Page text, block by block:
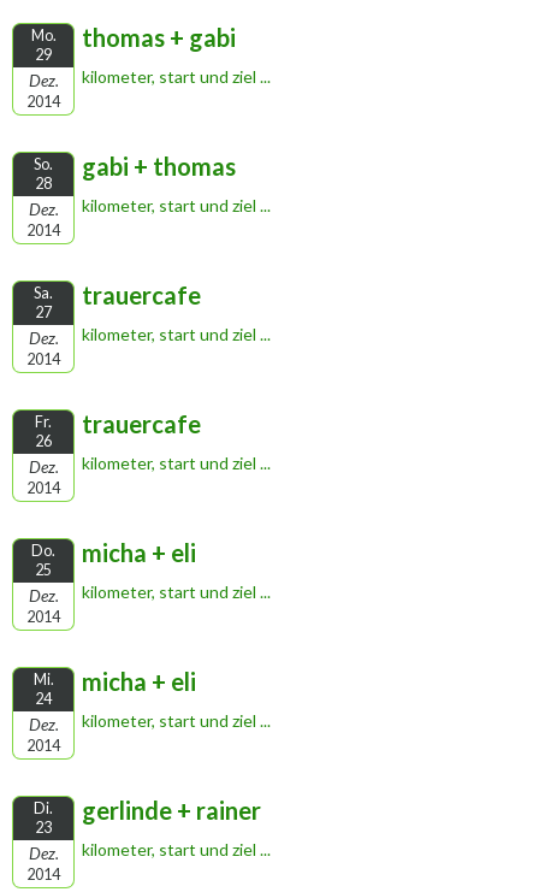
Mo.
29
Dez.
2014
thomas + gabi
kilometer, start und ziel ...
So.
28
Dez.
2014
gabi + thomas
kilometer, start und ziel ...
Sa.
27
Dez.
2014
trauercafe
kilometer, start und ziel ...
Fr.
26
Dez.
2014
trauercafe
kilometer, start und ziel ...
Do.
25
Dez.
2014
micha + eli
kilometer, start und ziel ...
Mi.
24
Dez.
2014
micha + eli
kilometer, start und ziel ...
Di.
23
Dez.
2014
gerlinde + rainer
kilometer, start und ziel ...